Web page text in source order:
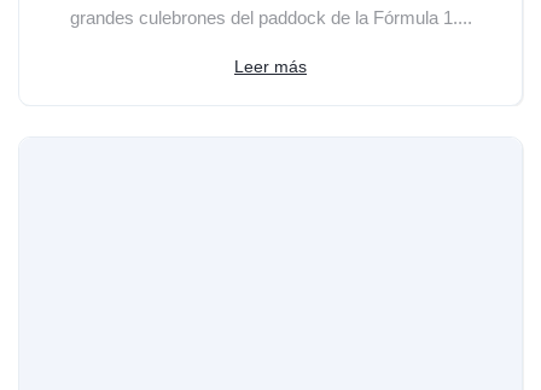
grandes culebrones del paddock de la Fórmula 1....
Leer más